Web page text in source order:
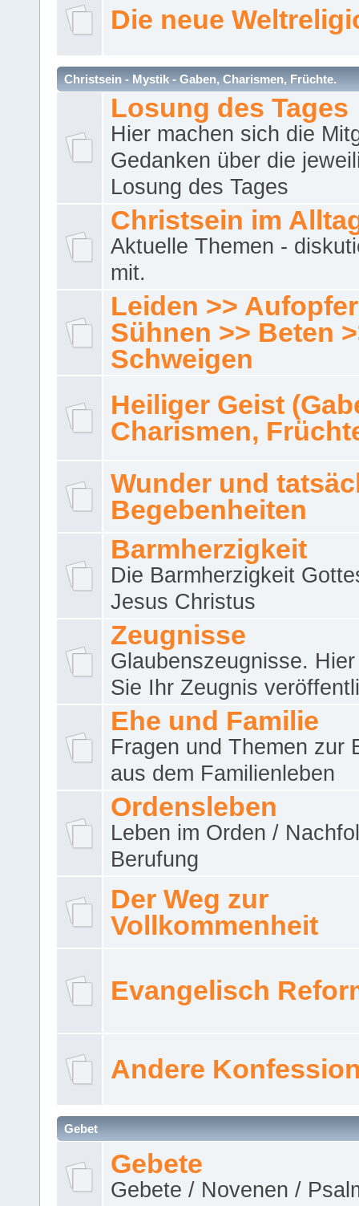
Die neue
Christsein - Mystik - Gaben, Charismen, Früchte.
Losung des Tages
Hier machen sich die
Gedanken über die
Losung des Tages
Christsein im
Aktuelle Themen -
mit.
Leiden >>
Sühnen >> Beten
Schweigen
Heiliger Geist
Charismen,
Wunder und
Begebenheiten
Barmherzigkeit
Die Barmherzigkeit
Jesus Christus
Zeugnisse
Glaubenszeugnisse.
Sie Ihr Zeugnis
Ehe und Familie
Fragen und Themen zur
aus dem Familienleben
Ordensleben
Leben im Orden /
Berufung
Der Weg zur
Vollkommenheit
Evangelisch
Andere
Gebet
Gebete
Gebete / Novenen /